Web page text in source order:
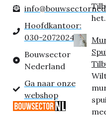
Hoofdkantoor:
030-2072024
Bouwsector
Nederland
Ga naar onze
webshop